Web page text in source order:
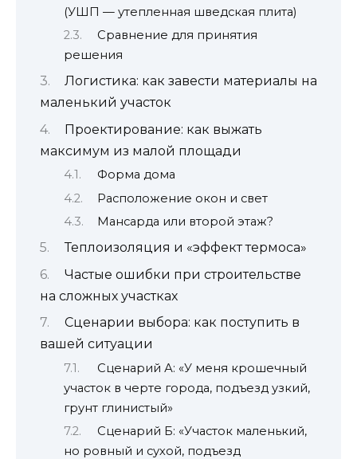
(УШП — утепленная шведская плита)
Сравнение для принятия
решения
Логистика: как завести материалы на
маленький участок
Проектирование: как выжать
максимум из малой площади
Форма дома
Расположение окон и свет
Мансарда или второй этаж?
Теплоизоляция и «эффект термоса»
Частые ошибки при строительстве
на сложных участках
Сценарии выбора: как поступить в
вашей ситуации
Сценарий А: «У меня крошечный
участок в черте города, подъезд узкий,
грунт глинистый»
Сценарий Б: «Участок маленький,
но ровный и сухой, подъезд